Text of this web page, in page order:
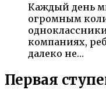
Каждый день
огромным
компаниях,
далеко не…
Первая